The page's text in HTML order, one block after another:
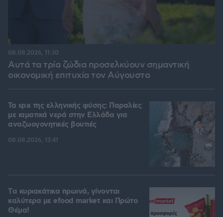
Αυτά τα τρία ζώδια προσελκύουν σημαντική
οικονομική επιτυχία τον Αύγουστο
08.08.2026, 11:30
Τα spa της ελληνικής φύσης: Παραλίες
με ιαματικά νερά στην Ελλάδα για
αναζωογονητικές βουτιές
08.08.2026, 13:41
Tα κυριακάτικα πρωινά, γίνονται
καλύτερα με efood market και Πρώτο
Θέμα!